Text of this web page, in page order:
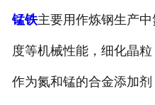
锰铁主要用作炼钢生产
度等机械性能，细化晶
作为氮和锰的合金添加剂